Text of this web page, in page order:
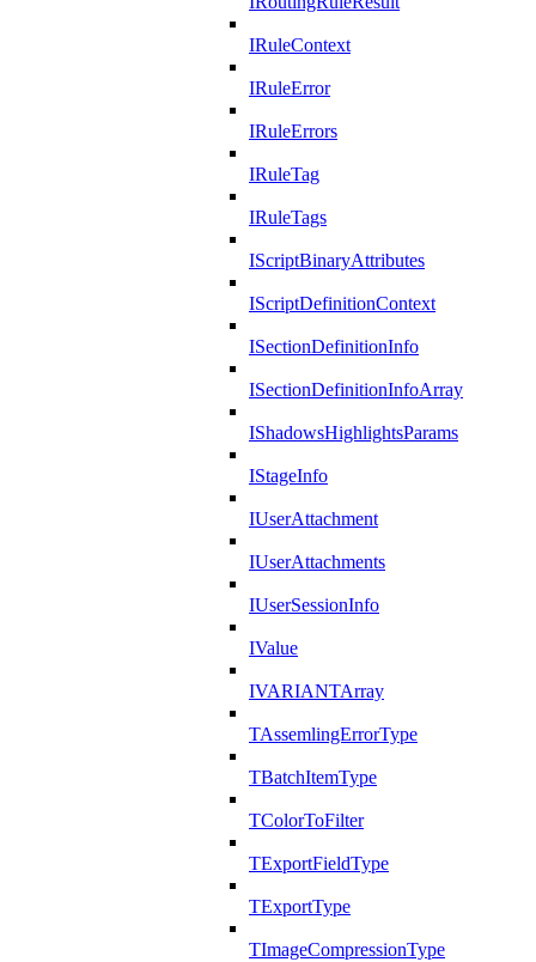
IRuleContext
IRuleError
IRuleErrors
IRuleTag
IRuleTags
IScriptBinaryAttributes
IScriptDefinitionContext
ISectionDefinitionInfo
ISectionDefinitionInfoArray
IShadowsHighlightsParams
IStageInfo
IUserAttachment
IUserAttachments
IUserSessionInfo
IValue
IVARIANTArray
TAssemlingErrorType
TBatchItemType
TColorToFilter
TExportFieldType
TExportType
TImageCompressionType